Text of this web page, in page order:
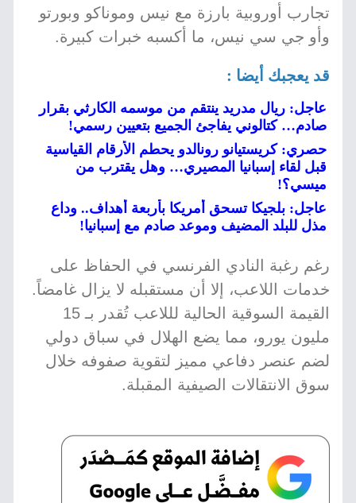
تجارب أوروبية بارزة مع نيس وموناكو وبورتو
وأو جي سي نيس، ما أكسبه خبرات كبيرة.
قد يعجبك أيضا :
عاجل: ريال مدريد ينتقم من موسمه الكارثي بقرار
صادم… كتالوني يفاجئ الجميع بتعيين رسمي!
حصري: كريستيانو رونالدو يحطم الأرقام القياسية
قبل لقاء إسبانيا المصيري… وهل يقترب من
ميسي؟!
عاجل: بلجيكا تسحق أمريكا بأربعة أهداف.. وداع
مذل للبلد المضيف وموعد صادم مع إسبانيا!
رغم رغبة النادي الفرنسي في الحفاظ على
خدمات اللاعب، إلا أن مستقبله لا يزال غامضاً.
القيمة السوقية الحالية لللاعب تُقدر بـ 15
مليون يورو، مما يضع الهلال في سباق دولي
لضم عنصر دفاعي مميز لتقوية صفوفه خلال
سوق الانتقالات الصيفية المقبلة.